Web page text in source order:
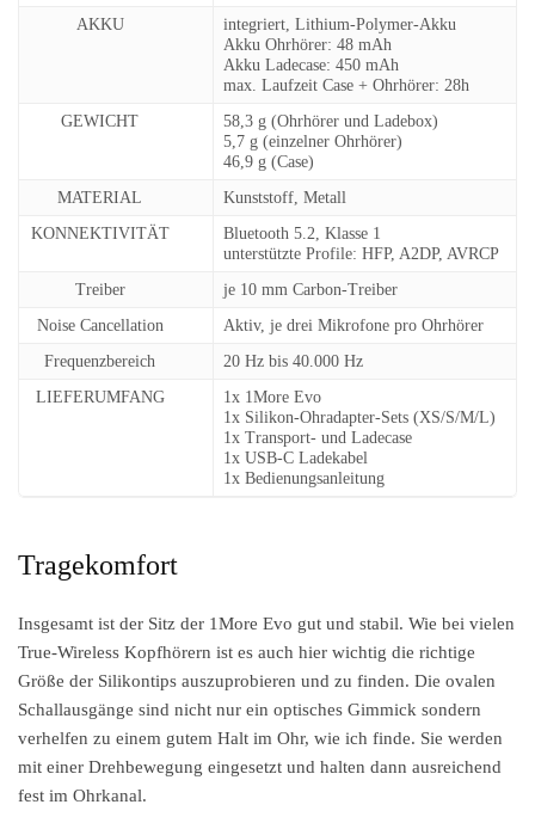
AKKU
integriert, Lithium-Polymer-Akku
Akku Ohrhörer: 48 mAh
Akku Ladecase: 450 mAh
max. Laufzeit Case + Ohrhörer: 28h
GEWICHT
58,3 g (Ohrhörer und Ladebox)
5,7 g (einzelner Ohrhörer)
46,9 g (Case)
MATERIAL
Kunststoff, Metall
KONNEKTIVITÄT
Bluetooth 5.2, Klasse 1
unterstützte Profile: HFP, A2DP, AVRCP
Treiber
je 10 mm Carbon-Treiber
Noise Cancellation
Aktiv, je drei Mikrofone pro Ohrhörer
Frequenzbereich
20 Hz bis 40.000 Hz
LIEFERUMFANG
1x 1More Evo
1x Silikon-Ohradapter-Sets (XS/S/M/L)
1x Transport- und Ladecase
1x USB-C Ladekabel
1x Bedienungsanleitung
Tragekomfort
Insgesamt ist der Sitz der 1More Evo gut und stabil. Wie bei vielen
True-Wireless Kopfhörern ist es auch hier wichtig die richtige
Größe der Silikontips auszuprobieren und zu finden. Die ovalen
Schallausgänge sind nicht nur ein optisches Gimmick sondern
verhelfen zu einem gutem Halt im Ohr, wie ich finde. Sie werden
mit einer Drehbewegung eingesetzt und halten dann ausreichend
fest im Ohrkanal.